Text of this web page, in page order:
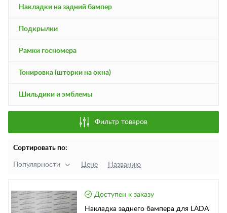
Накладки на задний бампер
Подкрылки
Рамки госномера
Тонировка (шторки на окна)
Шильдики и эмблемы
Фильтр товаров
Сортировать по:
Популярности Цене Названию
Доступен к заказу
Накладка заднего бампера для LADA